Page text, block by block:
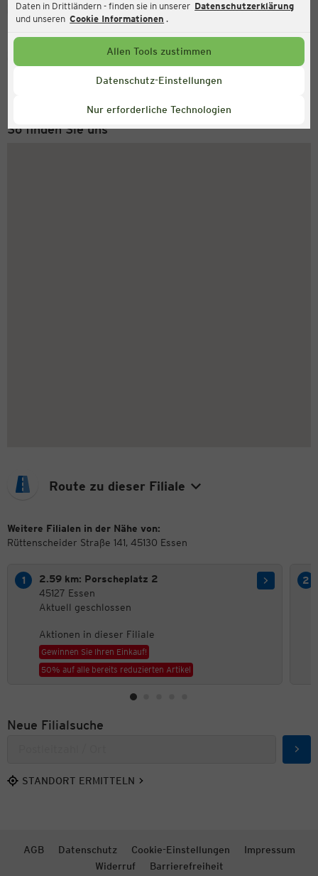
Daten in Drittländern - finden sie in unserer Datenschutzerklärung
und unseren Cookie Informationen .
Allen Tools zustimmen
Datenschutz-Einstellungen
Nur erforderliche Technologien
Aktuell:
Geschlossen
Service Hotline
+43 (0) 1 2675 502
So finden Sie uns
Route zu dieser Filiale
Weitere Filialen in der Nähe von:
Rüttenscheider Straße 141, 45130 Essen
2.59 km: Porscheplatz 2
45127 Essen
Aktuell geschlossen
Aktionen in dieser Filiale
Gewinnen Sie Ihren Einkauf!
50% auf alle bereits reduzierten Artikel
Neue Filialsuche
STANDORT ERMITTELN
AGB Datenschutz Cookie-Einstellungen
Impressum
Widerruf
Barrierefreiheit